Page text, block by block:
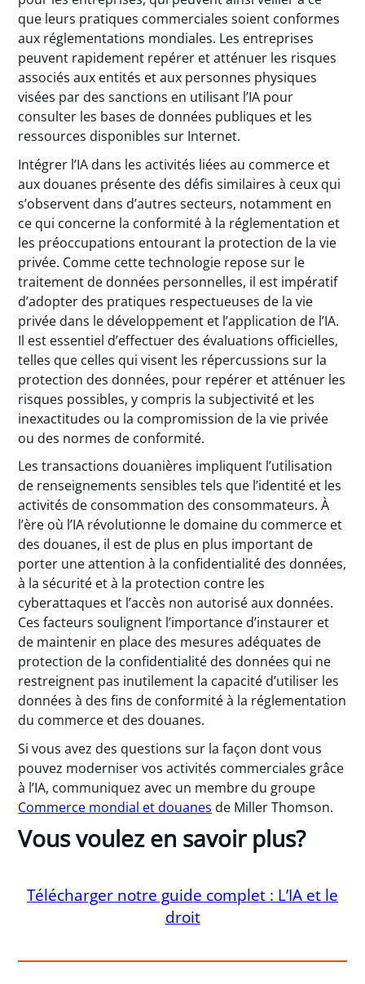
que leurs pratiques commerciales soient conformes
aux réglementations mondiales. Les entreprises
peuvent rapidement repérer et atténuer les risques
associés aux entités et aux personnes physiques
visées par des sanctions en utilisant l’IA pour
consulter les bases de données publiques et les
ressources disponibles sur Internet.
Intégrer l’IA dans les activités liées au commerce et
aux douanes présente des défis similaires à ceux qui
s’observent dans d’autres secteurs, notamment en
ce qui concerne la conformité à la réglementation et
les préoccupations entourant la protection de la vie
privée. Comme cette technologie repose sur le
traitement de données personnelles, il est impératif
d’adopter des pratiques respectueuses de la vie
privée dans le développement et l’application de l’IA.
Il est essentiel d’effectuer des évaluations officielles,
telles que celles qui visent les répercussions sur la
protection des données, pour repérer et atténuer les
risques possibles, y compris la subjectivité et les
inexactitudes ou la compromission de la vie privée
ou des normes de conformité.
Les transactions douanières impliquent l’utilisation
de renseignements sensibles tels que l’identité et les
activités de consommation des consommateurs. À
l’ère où l’IA révolutionne le domaine du commerce et
des douanes, il est de plus en plus important de
porter une attention à la confidentialité des données,
à la sécurité et à la protection contre les
cyberattaques et l’accès non autorisé aux données.
Ces facteurs soulignent l’importance d’instaurer et
de maintenir en place des mesures adéquates de
protection de la confidentialité des données qui ne
restreignent pas inutilement la capacité d’utiliser les
données à des fins de conformité à la réglementation
du commerce et des douanes.
Si vous avez des questions sur la façon dont vous
pouvez moderniser vos activités commerciales grâce
à l’IA, communiquez avec un membre du groupe
Commerce mondial et douanes de Miller Thomson.
Vous voulez en savoir plus?
Télécharger notre guide complet : L’IA et le
droit